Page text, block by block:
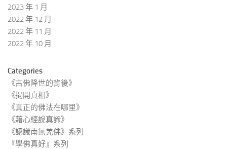
2023 年 1 月
2022 年 12 月
2022 年 11 月
2022 年 10 月
Categories
《古佛降世的背後》
《揭開真相》
《真正的佛法在哪里》
《藉心經說真諦》
《認識南無羌佛》系列
『學佛真好』系列